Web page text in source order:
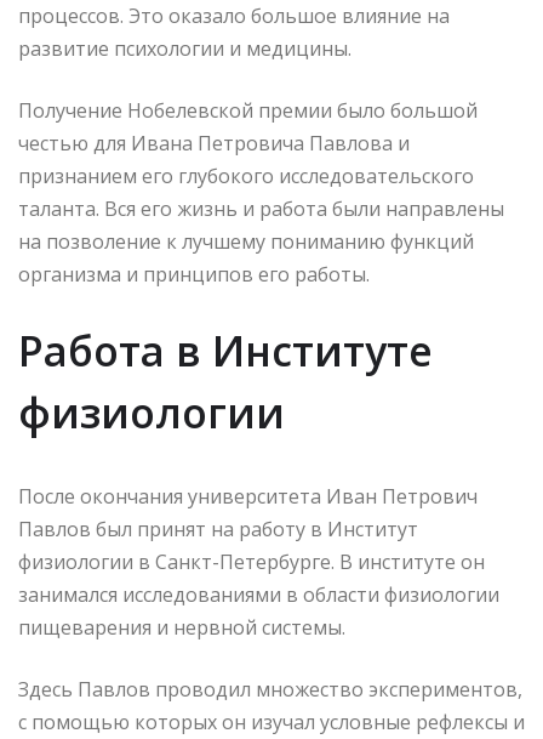
процессов. Это оказало большое влияние на
развитие психологии и медицины.
Получение Нобелевской премии было большой
честью для Ивана Петровича Павлова и
признанием его глубокого исследовательского
таланта. Вся его жизнь и работа были направлены
на позволение к лучшему пониманию функций
организма и принципов его работы.
Работа в Институте
физиологии
После окончания университета Иван Петрович
Павлов был принят на работу в Институт
физиологии в Санкт-Петербурге. В институте он
занимался исследованиями в области физиологии
пищеварения и нервной системы.
Здесь Павлов проводил множество экспериментов,
с помощью которых он изучал условные рефлексы и